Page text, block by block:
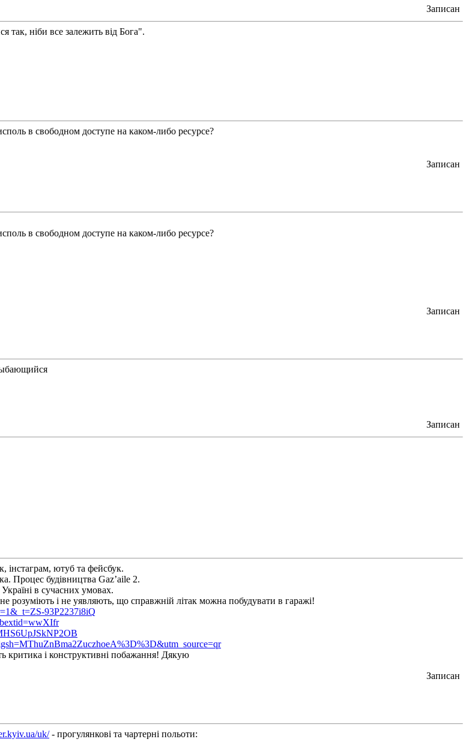
Записан
так, ніби все залежить від Бога".
в свободном доступе на каком-либо ресурсе?
Записан
в свободном доступе на каком-либо ресурсе?
Записан
Записан
інстаграм, ютуб та фейсбук.
Процес будівництва Gaz’aile 2.
в сучасних умовах.
розуміють і не уявляють, що справжній літак можна побудувати в гаражі!
93P2237i8iQ
критика і конструктивні побажання! Дякую
Записан
uk/- прогулянкові та чартерні польоти: